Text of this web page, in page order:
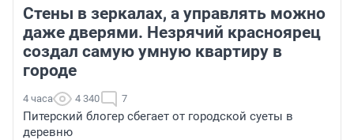
Стены в зеркалах, а управлять можно
даже дверями. Незрячий красноярец
создал самую умную квартиру в
городе
4 часа 4 340 7
Питерский блогер сбегает от городской суеты в
деревню